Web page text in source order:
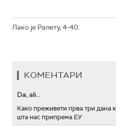
Лако је Ралету, 4-40
КОМЕНТАРИ
Da, ali...
Како преживети прва три дана
шта нас припрема ЕУ